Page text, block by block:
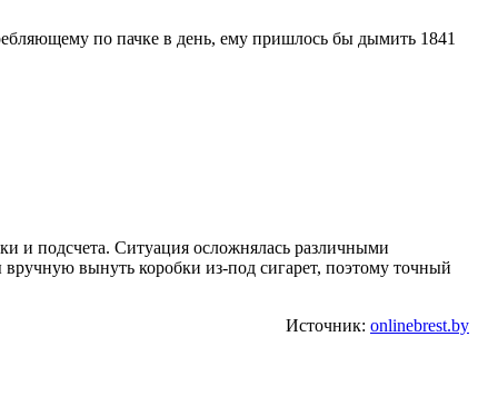
по пачке в день, ему пришлось бы дымить 1841
и подсчета. Ситуация осложнялась различными
вынуть коробки из-под сигарет, поэтому точный
Источник: onlinebrest.by